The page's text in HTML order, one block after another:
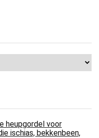
heupgordel voor
ischias, bekkenbeen,